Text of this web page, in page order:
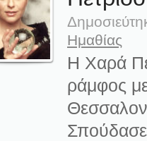
Ημαθίας
Η Χαρά
ράμφος